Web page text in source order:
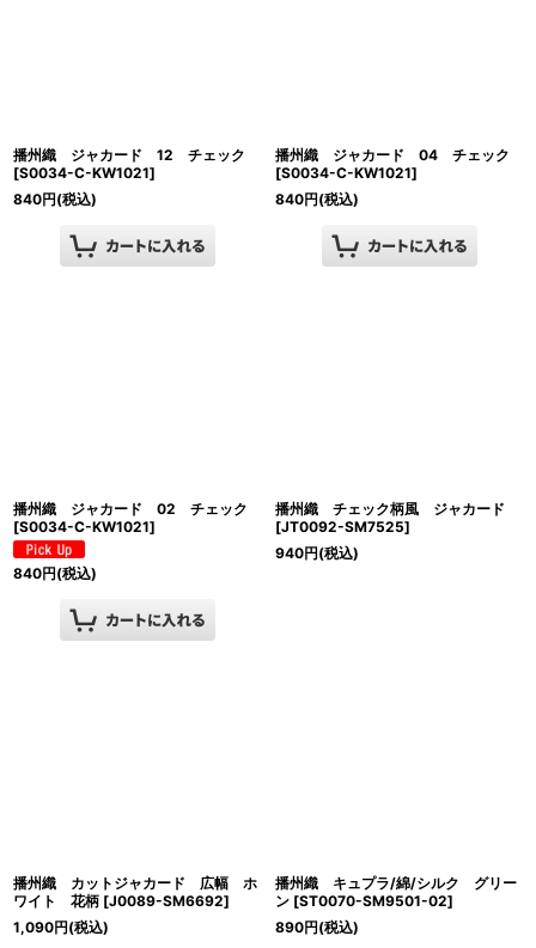
播州織 ジャカード 12 チェック
[S0034-C-KW1021]
840円(税込)
播州織 ジャカード 04 チェック
[S0034-C-KW1021]
840円(税込)
播州織 ジャカード 02 チェック
[S0034-C-KW1021]
840円(税込)
播州織 チェック柄風 ジャカード
[JT0092-SM7525]
940円(税込)
播州織 カットジャカード 広幅 ホ
ワイト 花柄 [J0089-SM6692]
1,090円(税込)
播州織 キュプラ/綿/シルク グリー
ン [ST0070-SM9501-02]
890円(税込)